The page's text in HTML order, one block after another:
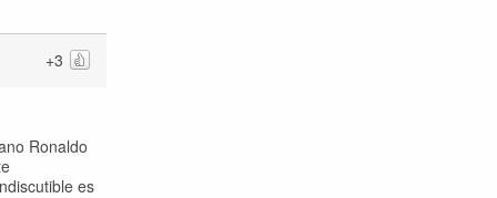
+3
Ronaldo
es